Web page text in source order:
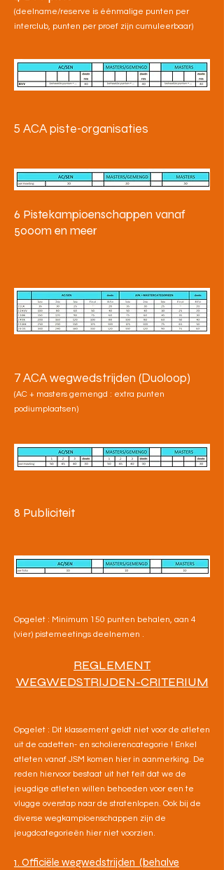
(deelname/reserve is éénmalige punten per
interclub, punten per proef zijn cumuleerbaar)
5 ACA piste-organisaties
6 Pistekampioenschappen vanaf
5000m en meer
7 ACA wegwedstrijden (Duoloop)
(AC + masters gemengd : extra punten
podiumplaatsen)
8 Publiciteit
Opgelet : Minimum 150 punten behalen, aan 4
(vier) pistemeetings deelnemen .
REGLEMENT
WEGWEDSTRIJDEN-CRITERIUM
Opgelet : Dit klassement geldt niet voor de atleten
uit de cadetten- en scholierencategorie ! Enkel
atleten vanaf JSM komen hier in aanmerking. De
reden hiervoor bestaat uit het feit dat we de
jeugdige atleten willen behoeden voor een te
vlugge overstap naar de stratenlopen. Ook bij de
diverse wegkampioenschappen zijn de
jeugdcategorieën hier niet voorzien.
1. Officiële wegwedstrijden (behalve